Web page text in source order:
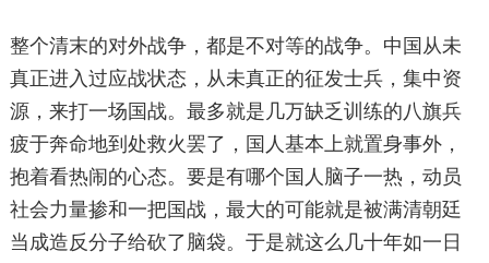
整个清末的对外战争，都是不对等的战争。中国从未
真正进入过应战状态，从未真正的征发士兵，集中资
源，来打一场国战。最多就是几万缺乏训练的八旗兵
疲于奔命地到处救火罢了，国人基本上就置身事外，
抱着看热闹的心态。要是有哪个国人脑子一热，动员
社会力量掺和一把国战，最大的可能就是被满清朝廷
当成造反分子给砍了脑袋。于是就这么几十年如一日